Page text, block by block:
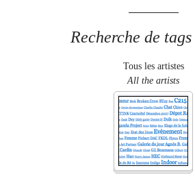
Recherche de
Tous les artistes
All the artists